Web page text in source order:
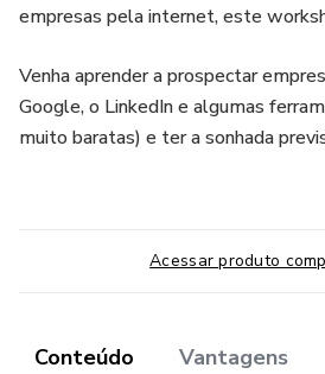
empresas pela internet, este
Venha aprender a prospectar
Google, o LinkedIn e algumas
muito baratas) e ter a sonhada
Acessar produto
Conteúdo Vantagens